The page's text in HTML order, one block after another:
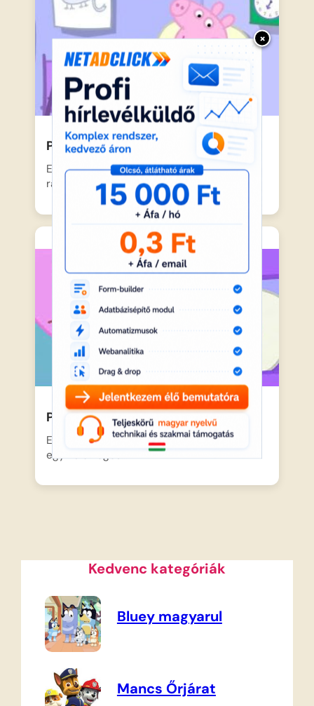
×
Peppa malac – Lefekvés ideje
Eljött az este, és a csillagok már fényesen
ragyognak az…
Peppa malac – Az álmos hercegnő
Eljött az esti fektetés ideje, így Apa Malac
egy különleges…
Kedvenc kategóriák
Bluey magyarul
Mancs Őrjárat